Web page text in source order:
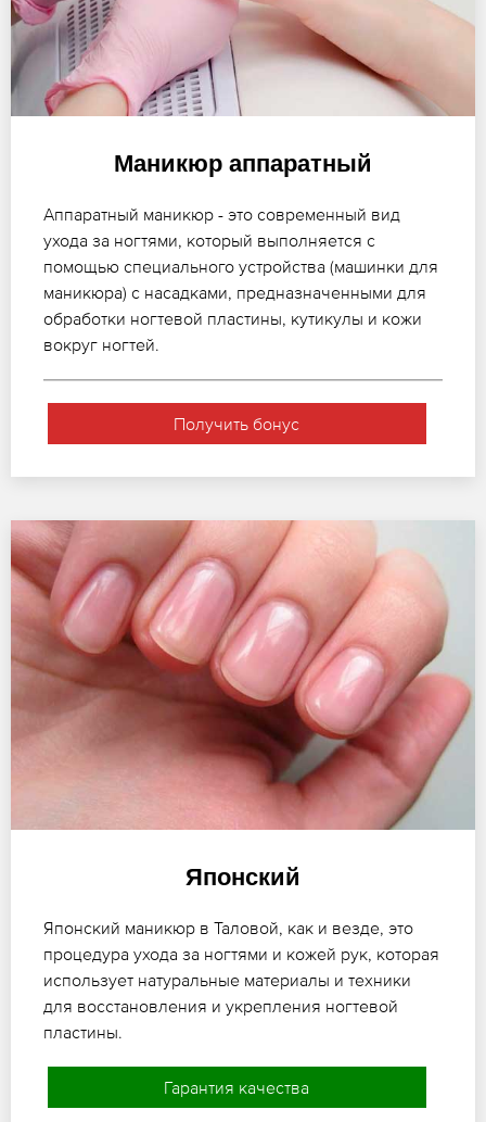
Маникюр аппаратный
Аппаратный маникюр - это современный вид
ухода за ногтями, который выполняется с
помощью специального устройства (машинки для
маникюра) с насадками, предназначенными для
обработки ногтевой пластины, кутикулы и кожи
вокруг ногтей.
Получить бонус
Японский
Японский маникюр в Таловой, как и везде, это
процедура ухода за ногтями и кожей рук, которая
использует натуральные материалы и техники
для восстановления и укрепления ногтевой
пластины.
Гарантия качества